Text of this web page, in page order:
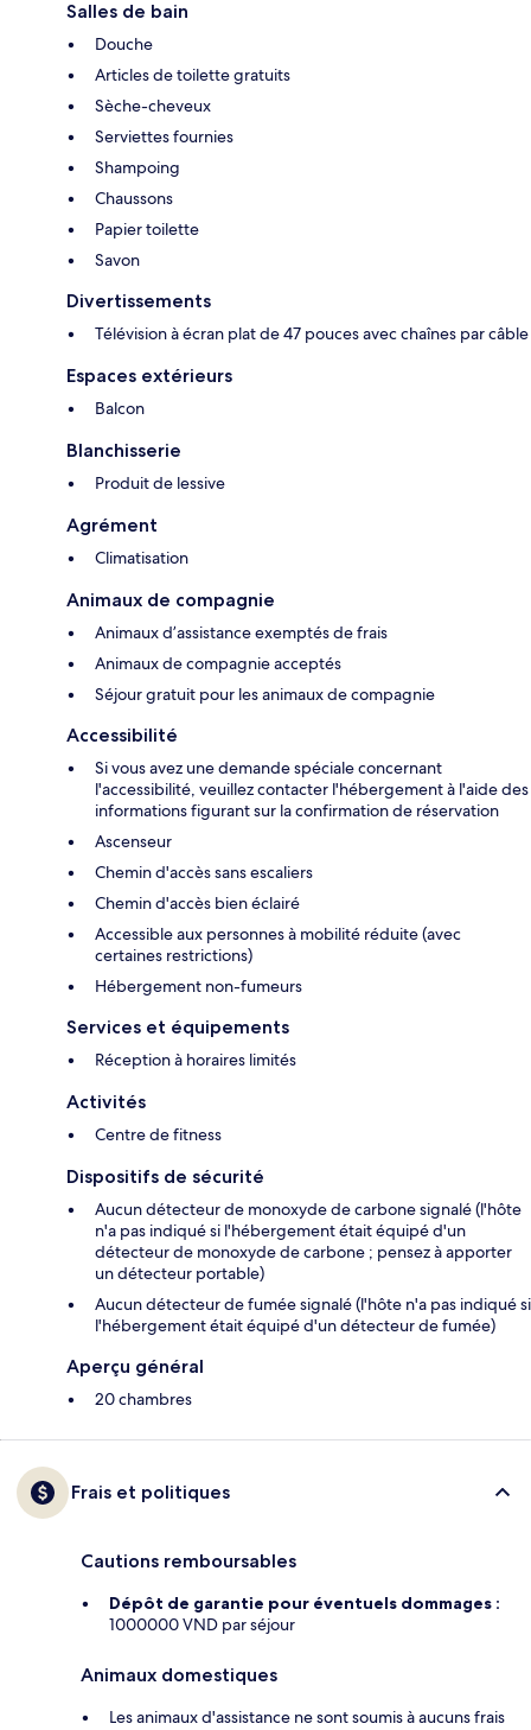
Salles de bain
Douche
Articles de toilette gratuits
Sèche-cheveux
Serviettes fournies
Shampoing
Chaussons
Papier toilette
Savon
Divertissements
Télévision à écran plat de 47 pouces avec chaînes par câble
Espaces extérieurs
Balcon
Blanchisserie
Produit de lessive
Agrément
Climatisation
Animaux de compagnie
Animaux d’assistance exemptés de frais
Animaux de compagnie acceptés
Séjour gratuit pour les animaux de compagnie
Accessibilité
Si vous avez une demande spéciale concernant
l'accessibilité, veuillez contacter l'hébergement à l'aide des
informations figurant sur la confirmation de réservation
Ascenseur
Chemin d'accès sans escaliers
Chemin d'accès bien éclairé
Accessible aux personnes à mobilité réduite (avec
certaines restrictions)
Hébergement non-fumeurs
Services et équipements
Réception à horaires limités
Activités
Centre de fitness
Dispositifs de sécurité
Aucun détecteur de monoxyde de carbone signalé (l'hôte
n'a pas indiqué si l'hébergement était équipé d'un
détecteur de monoxyde de carbone ; pensez à apporter
un détecteur portable)
Aucun détecteur de fumée signalé (l'hôte n'a pas indiqué si
l'hébergement était équipé d'un détecteur de fumée)
Aperçu général
20 chambres
Frais et politiques
Cautions remboursables
Dépôt de garantie pour éventuels dommages :
1000000 VND par séjour
Animaux domestiques
Les animaux d'assistance ne sont soumis à aucuns frais